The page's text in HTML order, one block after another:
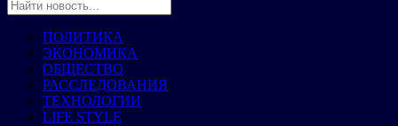
ПОЛИТИКА
ЭКОНОМИКА
ОБЩЕСТВО
РАССЛЕДОВАНИЯ
ТЕХНОЛОГИИ
LIFE STYLE